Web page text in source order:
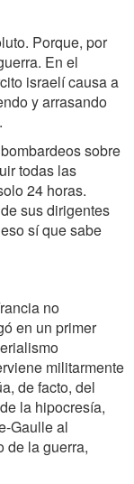
Porque, por
En el
israelí causa a
y arrasando
sobre
todas las
24 horas.
sus dirigentes
sí que sabe
no
en un primer
militarmente
de facto, del
la hipocresía,
Gaulle al
de la guerra,